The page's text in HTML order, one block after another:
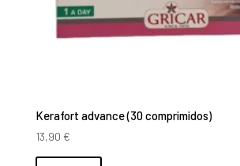
Kerafort advance (30 comprimidos)
13,90 €